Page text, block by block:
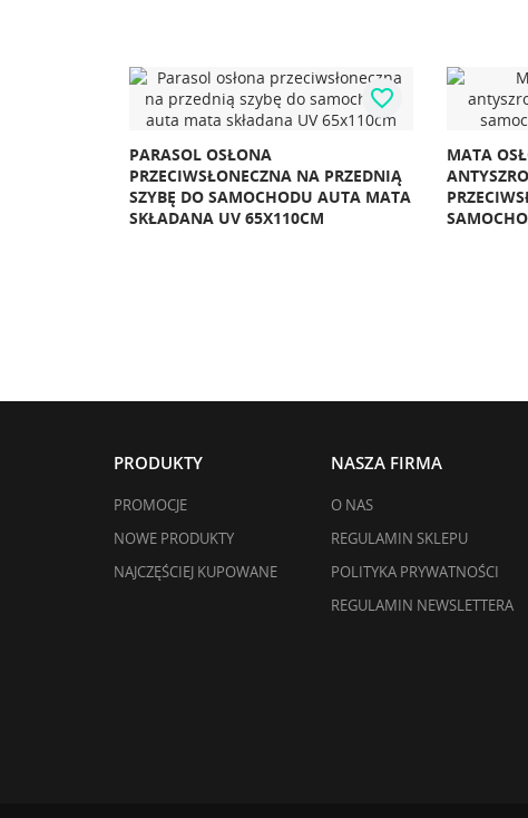
NA PRZEDNIĄ
DO SAMOCHODU AUTA MATA
UV 65X110CM
favorite_border
MATA OSŁONA NA SZYBĘ
ANTYSZRONOWA
PRZECIWSŁONECZNA
SAMOCHODOWA
PRODUKTY
PROMOCJE
NOWE PRODUKTY
NAJCZĘŚCIEJ KUPOWANE
NASZA FIRMA
O NAS
REGULAMIN SKLEPU
POLITYKA PRYWATNOŚCI
REGULAMIN NEWSLETTERA